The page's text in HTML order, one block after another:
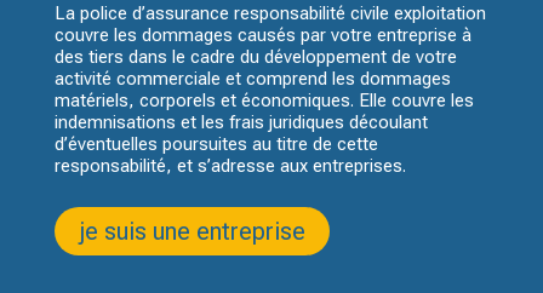
La police d’assurance responsabilité civile exploitation
couvre les dommages causés par votre entreprise à
des tiers dans le cadre du développement de votre
activité commerciale et comprend les dommages
matériels, corporels et économiques. Elle couvre les
indemnisations et les frais juridiques découlant
d’éventuelles poursuites au titre de cette
responsabilité, et s’adresse aux entreprises.
je suis une entreprise